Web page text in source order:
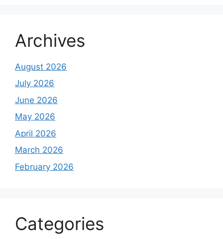
Archives
August 2026
July 2026
June 2026
May 2026
April 2026
March 2026
February 2026
Categories